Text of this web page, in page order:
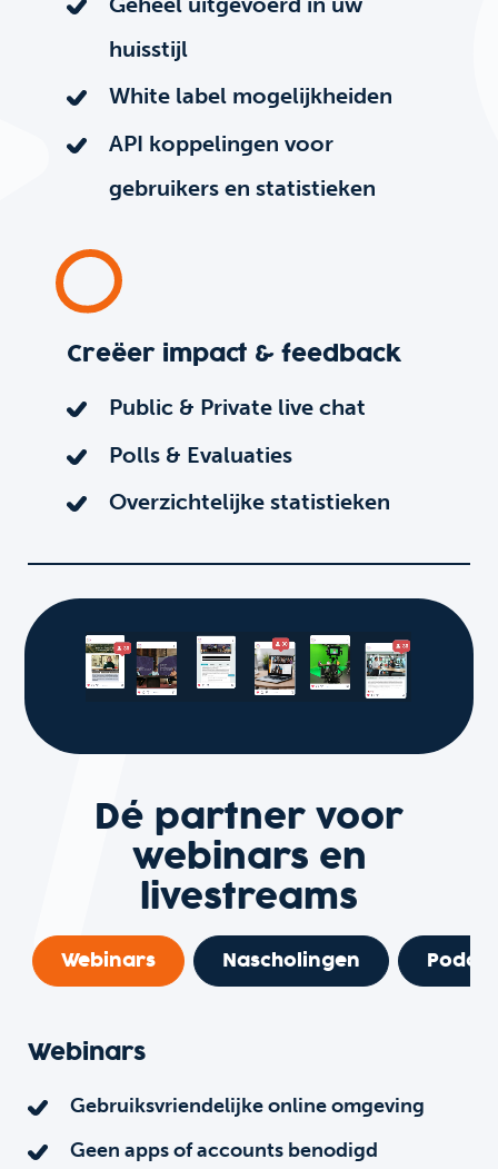
huisstijl
White label mogelijkheiden
API koppelingen voor
gebruikers en statistieken
Creëer impact & feedback
Public & Private live chat
Polls & Evaluaties
Overzichtelijke statistieken
Dé partner voor
webinars en
livestreams
Webinars Nascholingen
Webinars
Gebruiksvriendelijke online omgeving
Geen apps of accounts benodigd